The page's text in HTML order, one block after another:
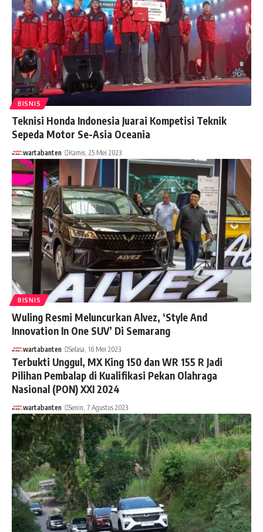
BISNIS
Teknisi Honda Indonesia Juarai Kompetisi Teknik
Sepeda Motor Se-Asia Oceania
wartabanten Kamis, 25 Mei 2023
BISNIS
Wuling Resmi Meluncurkan Alvez, ‘Style And
Innovation In One SUV’ Di Semarang
wartabanten Selasa, 16 Mei 2023
Terbukti Unggul, MX King 150 dan WR 155 R Jadi
Pilihan Pembalap di Kualifikasi Pekan Olahraga
Nasional (PON) XXI 2024
wartabanten Senin, 7 Agustus 2023